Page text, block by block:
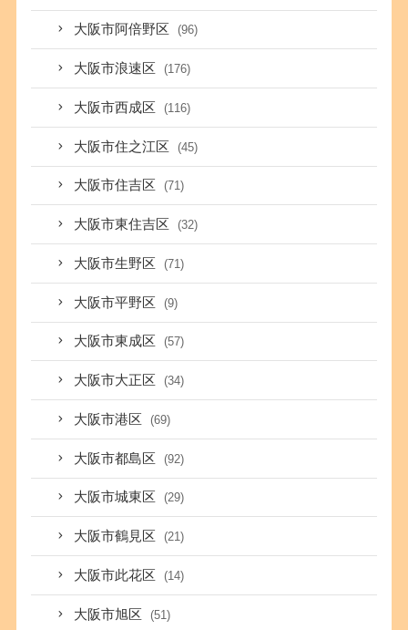
大阪市阿倍野区 (96)
大阪市浪速区 (176)
大阪市西成区 (116)
大阪市住之江区 (45)
大阪市住吉区 (71)
大阪市東住吉区 (32)
大阪市生野区 (71)
大阪市平野区 (9)
大阪市東成区 (57)
大阪市大正区 (34)
大阪市港区 (69)
大阪市都島区 (92)
大阪市城東区 (29)
大阪市鶴見区 (21)
大阪市此花区 (14)
大阪市旭区 (51)